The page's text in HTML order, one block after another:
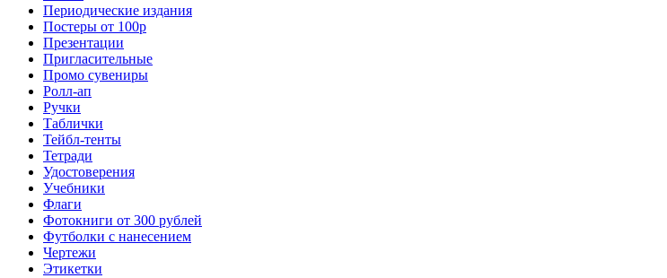
Периодические издания
Постеры от 100р
Презентации
Пригласительные
Промо сувениры
Ролл-ап
Ручки
Таблички
Тейбл-тенты
Тетради
Удостоверения
Учебники
Флаги
Фотокниги от 300 рублей
Футболки с нанесением
Чертежи
Этикетки